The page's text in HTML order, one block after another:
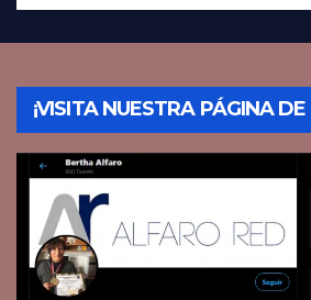
¡VISITA NUESTRA PÁGINA